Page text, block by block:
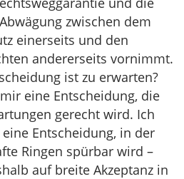
zwischen dem
einerseits und den
andererseits vornimmt.
ist zu erwarten?
eine Entscheidung, die
gerecht wird. Ich
Entscheidung, in der
Ringen spürbar wird –
auf breite Akzeptanz in